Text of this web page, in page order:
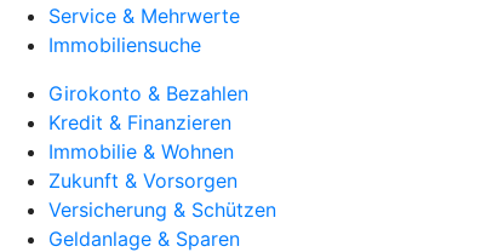
Service & Mehrwerte
Immobiliensuche
Girokonto & Bezahlen
Kredit & Finanzieren
Immobilie & Wohnen
Zukunft & Vorsorgen
Versicherung & Schützen
Geldanlage & Sparen